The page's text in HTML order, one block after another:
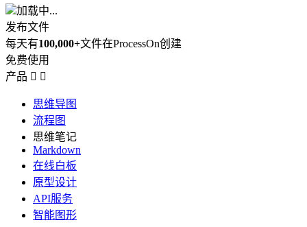
加载中...
发布文件
每天有100,000+文件在ProcessOn创建
免费使用
产品  
思维导图
流程图
思维笔记
Markdown
在线白板
原型设计
API服务
智能图形